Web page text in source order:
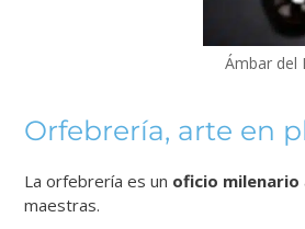
Ámbar del
Orfebrería, arte en
La orfebrería es un oficio milenario
maestras.